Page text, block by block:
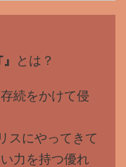
とは？
続をかけて侵
スにやってきて
力を持つ優れ